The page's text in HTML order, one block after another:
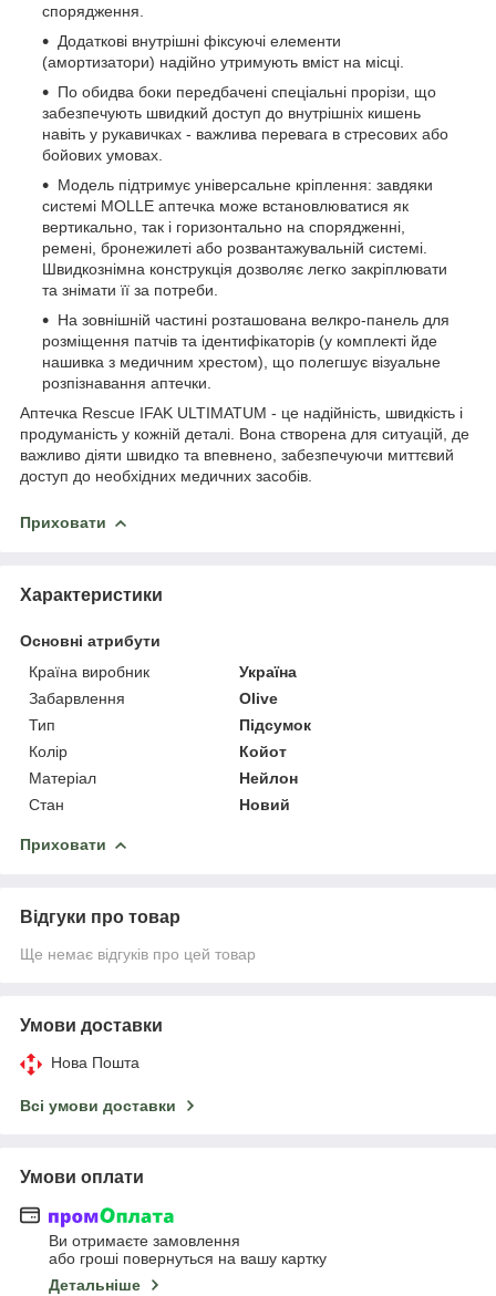
спорядження.
Додаткові внутрішні фіксуючі елементи
(амортизатори) надійно утримують вміст на місці.
По обидва боки передбачені спеціальні прорізи, що
забезпечують швидкий доступ до внутрішніх кишень
навіть у рукавичках - важлива перевага в стресових або
бойових умовах.
Модель підтримує універсальне кріплення: завдяки
системі MOLLE аптечка може встановлюватися як
вертикально, так і горизонтально на спорядженні,
ремені, бронежилеті або розвантажувальній системі.
Швидкознімна конструкція дозволяє легко закріплювати
та знімати її за потреби.
На зовнішній частині розташована велкро-панель для
розміщення патчів та ідентифікаторів (у комплекті йде
нашивка з медичним хрестом), що полегшує візуальне
розпізнавання аптечки.
Аптечка Rescue IFAK ULTIMATUM - це надійність, швидкість і
продуманість у кожній деталі. Вона створена для ситуацій, де
важливо діяти швидко та впевнено, забезпечуючи миттєвий
доступ до необхідних медичних засобів.
Приховати
Характеристики
Основні атрибути
Країна виробник
Україна
Забарвлення
Olive
Тип
Підсумок
Колір
Койот
Матеріал
Нейлон
Стан
Новий
Приховати
Відгуки про товар
Ще немає відгуків про цей товар
Умови доставки
Нова Пошта
Всі умови доставки
Умови оплати
Ви отримаєте замовлення
або гроші повернуться на вашу картку
Детальніше